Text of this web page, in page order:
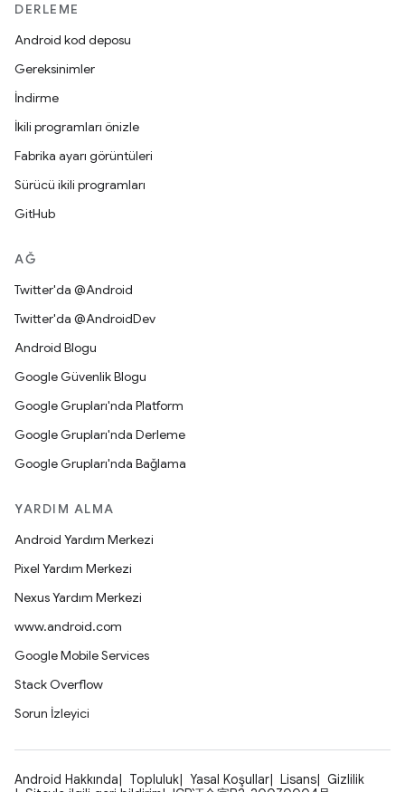
DERLEME
Android kod deposu
Gereksinimler
İndirme
İkili programları önizle
Fabrika ayarı görüntüleri
Sürücü ikili programları
GitHub
AĞ
Twitter'da @Android
Twitter'da @AndroidDev
Android Blogu
Google Güvenlik Blogu
Google Grupları'nda Platform
Google Grupları'nda Derleme
Google Grupları'nda Bağlama
YARDIM ALMA
Android Yardım Merkezi
Pixel Yardım Merkezi
Nexus Yardım Merkezi
www.android.com
Google Mobile Services
Stack Overflow
Sorun İzleyici
Android Hakkında Topluluk Yasal Koşullar Lisans
Gizlilik